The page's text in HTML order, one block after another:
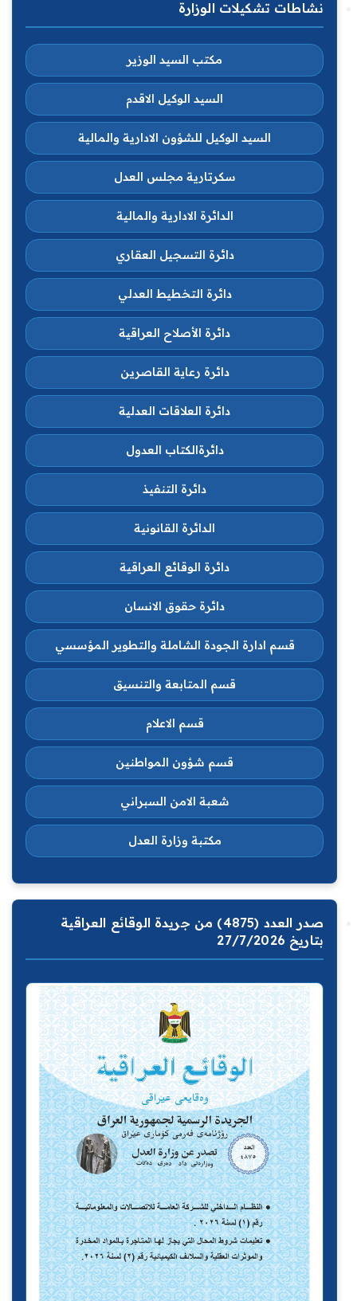
نشاطات تشكيلات الوزارة
مكتب السيد الوزير
السيد الوكيل الاقدم
السيد الوكيل للشؤون الادارية والمالية
سكرتارية مجلس العدل
الدائرة الادارية والمالية
دائرة التسجيل العقاري
دائرة التخطيط العدلي
دائرة الأصلاح العراقية
دائرة رعاية القاصرين
دائرة العلاقات العدلية
دائرةالكتاب العدول
دائرة التنفيذ
الدائرة القانونية
دائرة الوقائع العراقية
دائرة حقوق الانسان
قسم ادارة الجودة الشاملة والتطوير المؤسسي
قسم المتابعة والتنسيق
قسم الاعلام
قسم شؤون المواطنين
شعبة الامن السبراني
مكتبة وزارة العدل
صدر العدد (4875) من جريدة الوقائع العراقية
بتاريخ 27/7/2026